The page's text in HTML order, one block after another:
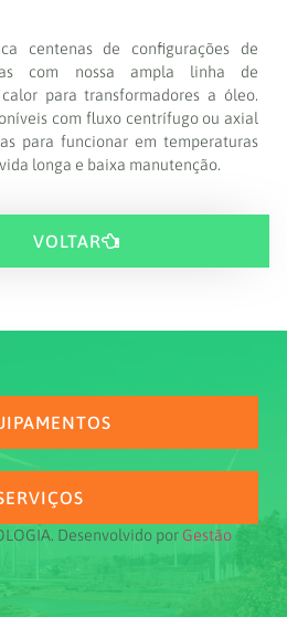
centenas de configurações de
com nossa ampla linha de
para transformadores a óleo.
com fluxo centrífugo ou axial
para funcionar em temperaturas
longa e baixa manutenção.
VOLTAR
Desenvolvido por Gestão